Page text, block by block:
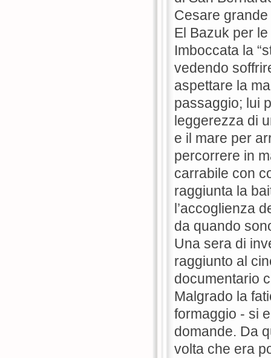
Cesare
El Bazuk per
Imboccata la
vedendo
aspettare la
passaggio; lui
leggerezza di
e il mare per
percorrere in
carrabile con
raggiunta la
l’accoglienza
da quando
Una sera di
raggiunto al
documentario
Malgrado la
formaggio - si
domande. Da
volta che era